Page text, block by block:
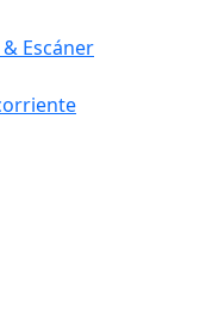
Escáner